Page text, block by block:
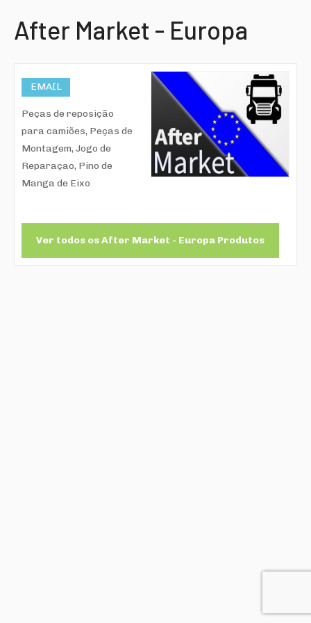
After Market - Europa
EMAIL
Peças de reposição
para camiões, Peças de
Montagem, Jogo de
Reparaçao, Pino de
Manga de Eixo
Ver todos os After Market - Europa Produtos